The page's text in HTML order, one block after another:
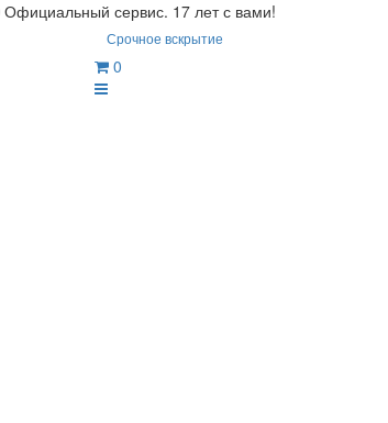
Официальный сервис. 17 лет с вами!
Срочное вскрытие
0